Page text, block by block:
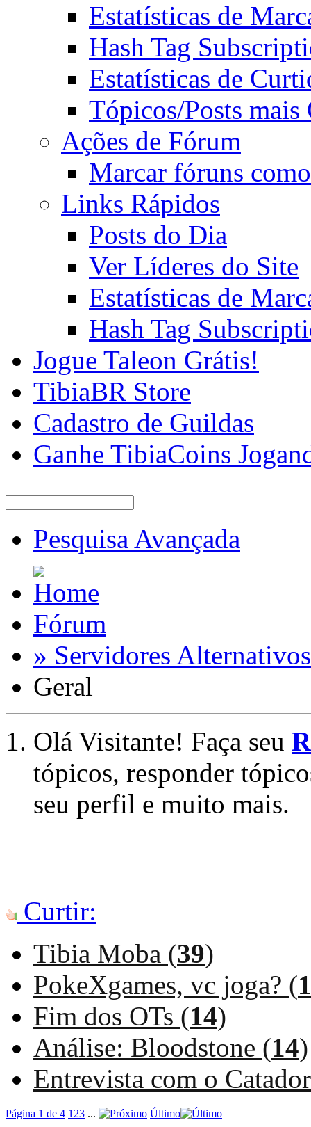
Estatísticas de
Hash Tag
Estatísticas de
Tópicos/Posts mais
Ações de Fórum
Marcar fóruns
Links Rápidos
Posts do Dia
Ver Líderes do Site
Estatísticas de
Hash Tag
Jogue Taleon Grátis!
TibiaBR Store
Cadastro de Guildas
Ganhe TibiaCoins
Pesquisa Avançada
Fórum
» Servidores
Geral
Olá Visitante! Faça seu
tópicos, responder
seu perfil e muito mais.
Curtir:
Tibia Moba (39)
PokeXgames, vc joga? (
Fim dos OTs (14)
Análise: Bloodstone (14)
Entrevista com o
Página 1 de 4 1 23 ... Último